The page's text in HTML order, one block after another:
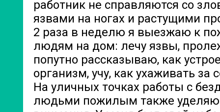
работник не справляются со
язвами на ногах и растущими
2 раза в неделю я выезжаю к
людям на дом: лечу язвы,
попутно рассказываю, как
организм, учу, как ухаживать за
На уличных точках работы с
людьми пожилым также